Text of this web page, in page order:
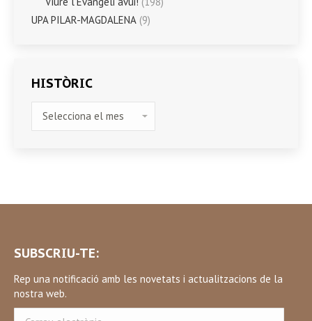
UPA PILAR-MAGDALENA (9)
HISTÒRIC
SUBSCRIU-TE:
Rep una notificació amb les novetats i actualitzacions de la
nostra web.